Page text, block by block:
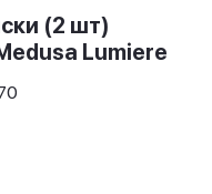
(2 шт)
Lumiere